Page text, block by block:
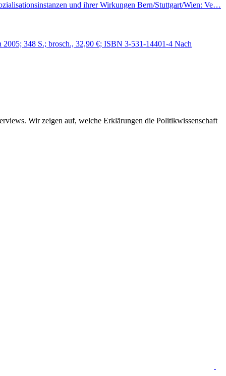
und ihrer Wirkungen Bern/Stuttgart/Wien: Ve…
348 S.; brosch., 32,90 €; ISBN 3-531-14401-4 Nach
Wir zeigen auf, welche Erklärungen die Politikwissenschaft